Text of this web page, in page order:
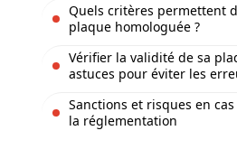
Quels critères permettent
plaque homologuée ?
Vérifier la validité de sa
astuces pour éviter les
Sanctions et risques en
la réglementation